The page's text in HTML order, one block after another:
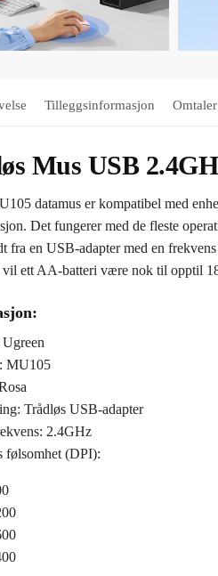
Tilleggsinformasjon Omtaler
Mus USB
datamus er kompatibel med
Det fungerer med de fleste
fra en USB-adapter med en
ett AA-batteri være nok til opptil
MU105
Trådløs USB-adapter
2.4GHz
følsomhet (DPI):